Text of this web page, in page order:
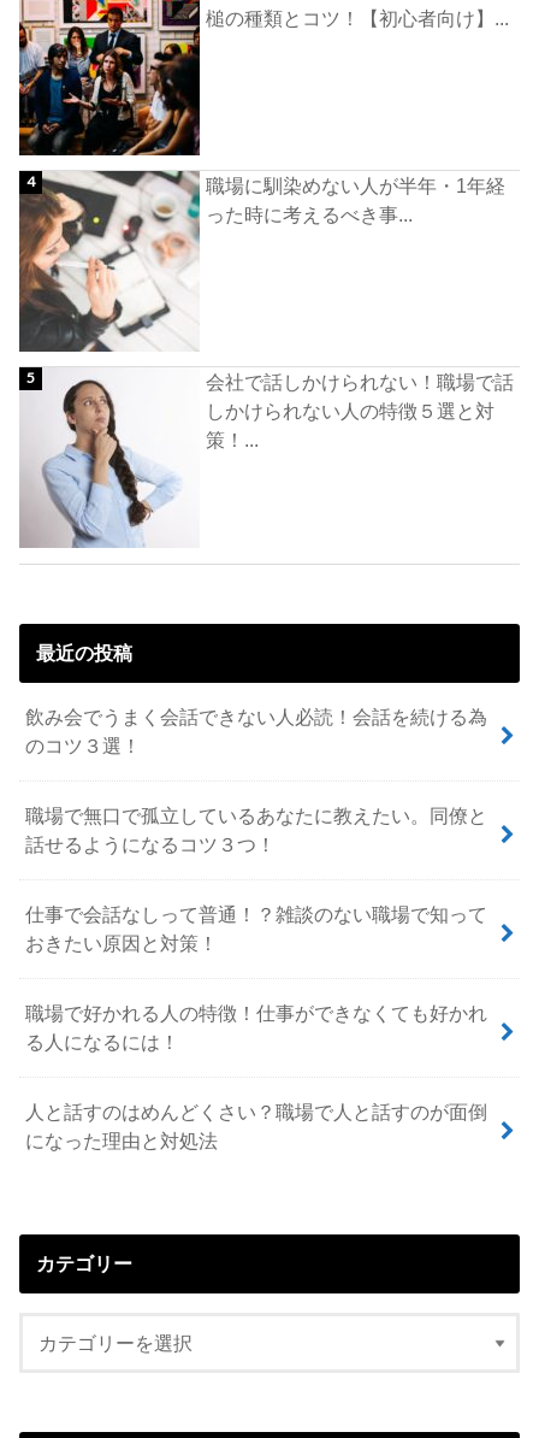
槌の種類とコツ！【初心者向け】...
職場に馴染めない人が半年・1年経
った時に考えるべき事...
会社で話しかけられない！職場で話
しかけられない人の特徴５選と対
策！...
最近の投稿
飲み会でうまく会話できない人必読！会話を続ける為
のコツ３選！
職場で無口で孤立しているあなたに教えたい。同僚と
話せるようになるコツ３つ！
仕事で会話なしって普通！？雑談のない職場で知って
おきたい原因と対策！
職場で好かれる人の特徴！仕事ができなくても好かれ
る人になるには！
人と話すのはめんどくさい？職場で人と話すのが面倒
になった理由と対処法
カテゴリー